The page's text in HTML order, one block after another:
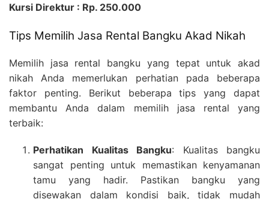
Kursi Direktur : Rp. 250.000
Tips Memilih Jasa Rental Bangku Akad Nikah
Memilih jasa rental bangku yang tepat untuk akad
nikah Anda memerlukan perhatian pada beberapa
faktor penting. Berikut beberapa tips yang dapat
membantu Anda dalam memilih jasa rental yang
terbaik:
Perhatikan Kualitas Bangku: Kualitas bangku
sangat penting untuk memastikan kenyamanan
tamu yang hadir. Pastikan bangku yang
disewakan dalam kondisi baik, tidak mudah